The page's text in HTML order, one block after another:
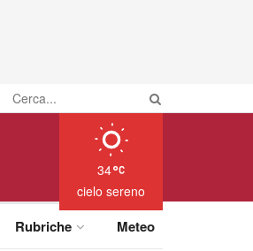
34
cielo sereno
Rubriche Meteo